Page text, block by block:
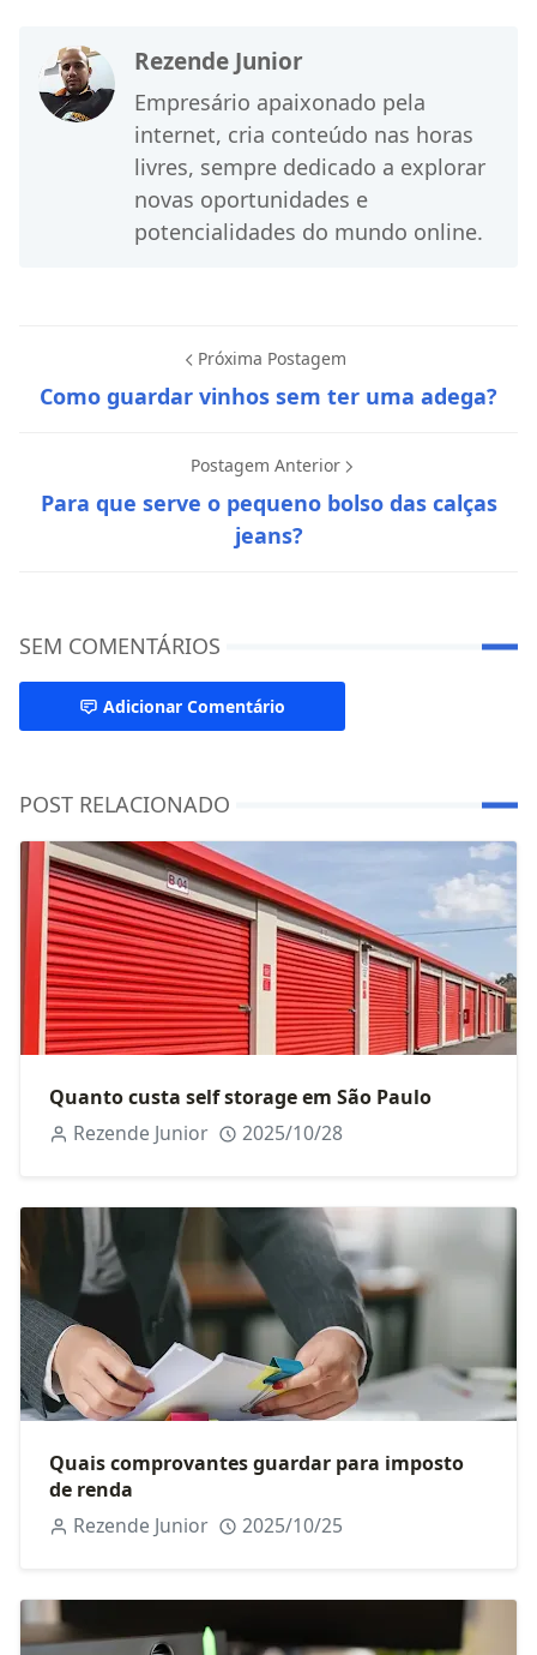
Rezende Junior
Empresário apaixonado pela
internet, cria conteúdo nas horas
livres, sempre dedicado a explorar
novas oportunidades e
potencialidades do mundo online.
Próxima Postagem
Como guardar vinhos sem ter uma adega?
Postagem Anterior
Para que serve o pequeno bolso das calças
jeans?
SEM COMENTÁRIOS
Adicionar Comentário
POST RELACIONADO
Quanto custa self storage em São Paulo
Rezende Junior
2025/10/28
Quais comprovantes guardar para imposto
de renda
Rezende Junior
2025/10/25